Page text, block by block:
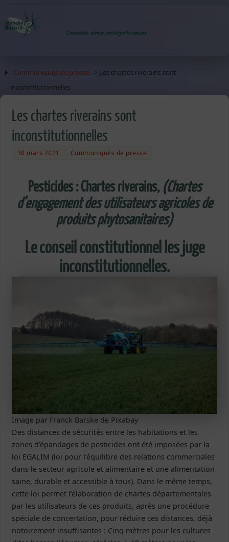
Communiqués de presse
> Les chartes riverains sont
inconstitutionnelles
Les chartes riverains sont
inconstitutionnelles
30 mars 2021 Communiqués de presse
Pesticides : Chartes riverains, (Chartes
d’engagement des utilisateurs agricoles de
produits phytosanitaires)
Le conseil constitutionnel les juge
inconstitutionnelles.
Image par Franck Barske de Pixabay
Des distances de sécurités entre les habitations et les
zones d’épandages de pesticides ont été imposées par la
loi EGALIM (loi pour l’équilibre des relations commerciales
dans le secteur agricole et alimentaire et une alimentation
saine, durable et accessible à tous). Dans le même temps,
cette loi permet l’élaboration de chartes départementales
par les utilisateurs de ces produits, après une procédure
spéciale de concertation, pour réduire ces distances, déjà
notoirement insuffisantes : Cinq mètres pour les cultures